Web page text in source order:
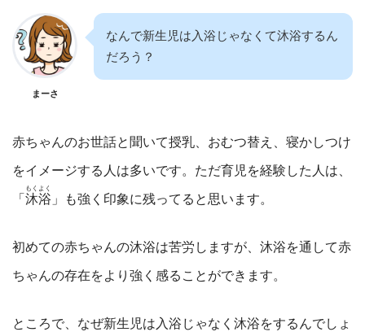
まーさ
なんで新生児は入浴じゃなくて沐浴するん
だろう？
赤ちゃんのお世話と聞いて授乳、おむつ替え、寝かしつけ
をイメージする人は多いです。ただ育児を経験した人は、
「 沐浴
もくよく
」も強く印象に残ってると思います。
初めての赤ちゃんの沐浴は苦労しますが、沐浴を通して赤
ちゃんの存在をより強く感ることができます。
ところで、なぜ新生児は入浴じゃなく沐浴をするんでしょ